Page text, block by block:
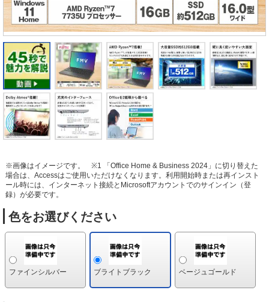
※画像はイメージです。
※1 「Office Home & Business 2024」に切り替えた
場合は、Accessはご使用いただけなくなります。利用開始時または再インスト
ール時には、インターネット接続とMicrosoftアカウントでのサインイン（登
録）が必要です。
色をお選びください
ファインシルバー ブライトブラック ベージュゴールド